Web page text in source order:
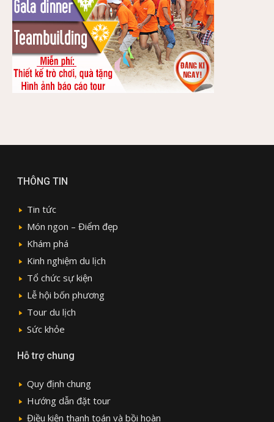
THÔNG TIN
Tin tức
Món ngon – Điểm đẹp
Khám phá
Kinh nghiệm du lịch
Tổ chức sự kiện
Lễ hội bốn phương
Tour du lịch
Sức khỏe
Hỗ trợ chung
Quy định chung
Hướng dẫn đặt tour
Điều kiện thanh toán và bồi hoàn